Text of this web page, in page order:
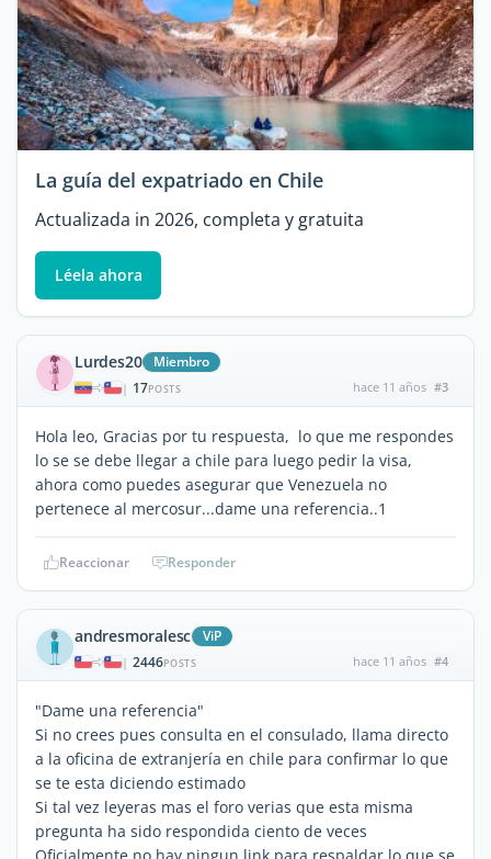
La guía del expatriado en Chile
Actualizada in 2026, completa y gratuita
Léela ahora
Lurdes20 Miembro
| 17POSTS hace 11 años #3
Hola leo, Gracias por tu respuesta, lo que me respondes
lo se se debe llegar a chile para luego pedir la visa,
ahora como puedes asegurar que Venezuela no
pertenece al mercosur...dame una referencia..1
Reaccionar Responder
andresmoralesc ViP
| 2446POSTS hace 11 años #4
"Dame una referencia"
Si no crees pues consulta en el consulado, llama directo
a la oficina de extranjería en chile para confirmar lo que
se te esta diciendo estimado
Si tal vez leyeras mas el foro verias que esta misma
pregunta ha sido respondida ciento de veces